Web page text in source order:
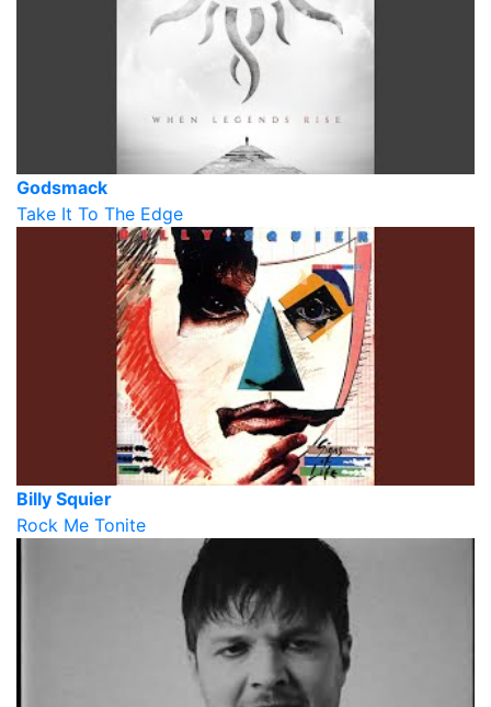
Godsmack
Take It To The Edge
Billy Squier
Rock Me Tonite